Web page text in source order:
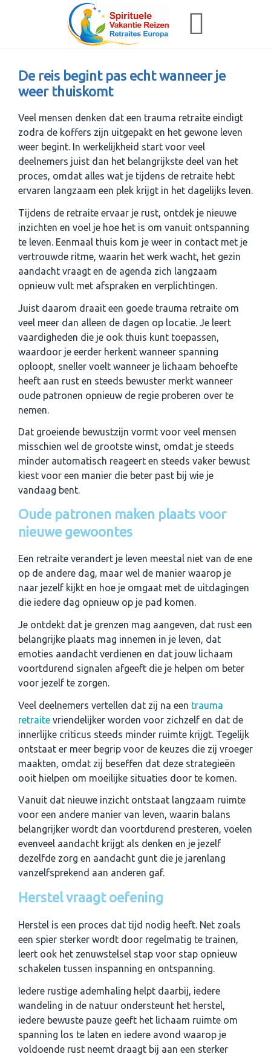
De reis begint pas echt wanneer je
weer thuiskomt
Veel mensen denken dat een trauma retraite eindigt
zodra de koffers zijn uitgepakt en het gewone leven
weer begint. In werkelijkheid start voor veel
deelnemers juist dan het belangrijkste deel van het
proces, omdat alles wat je tijdens de retraite hebt
ervaren langzaam een plek krijgt in het dagelijks leven.
Tijdens de retraite ervaar je rust, ontdek je nieuwe
inzichten en voel je hoe het is om vanuit ontspanning
te leven. Eenmaal thuis kom je weer in contact met je
vertrouwde ritme, waarin het werk wacht, het gezin
aandacht vraagt en de agenda zich langzaam
opnieuw vult met afspraken en verplichtingen.
Juist daarom draait een goede trauma retraite om
veel meer dan alleen de dagen op locatie. Je leert
vaardigheden die je ook thuis kunt toepassen,
waardoor je eerder herkent wanneer spanning
oploopt, sneller voelt wanneer je lichaam behoefte
heeft aan rust en steeds bewuster merkt wanneer
oude patronen opnieuw de regie proberen over te
nemen.
Dat groeiende bewustzijn vormt voor veel mensen
misschien wel de grootste winst, omdat je steeds
minder automatisch reageert en steeds vaker bewust
kiest voor een manier die beter past bij wie je
vandaag bent.
Oude patronen maken plaats voor
nieuwe gewoontes
Een retraite verandert je leven meestal niet van de ene
op de andere dag, maar wel de manier waarop je
naar jezelf kijkt en hoe je omgaat met de uitdagingen
die iedere dag opnieuw op je pad komen.
Je ontdekt dat je grenzen mag aangeven, dat rust een
belangrijke plaats mag innemen in je leven, dat
emoties aandacht verdienen en dat jouw lichaam
voortdurend signalen afgeeft die je helpen om beter
voor jezelf te zorgen.
Veel deelnemers vertellen dat zij na een trauma
retraite vriendelijker worden voor zichzelf en dat de
innerlijke criticus steeds minder ruimte krijgt. Tegelijk
ontstaat er meer begrip voor de keuzes die zij vroeger
maakten, omdat zij beseffen dat deze strategieën
ooit hielpen om moeilijke situaties door te komen.
Vanuit dat nieuwe inzicht ontstaat langzaam ruimte
voor een andere manier van leven, waarin balans
belangrijker wordt dan voortdurend presteren, voelen
evenveel aandacht krijgt als denken en je jezelf
dezelfde zorg en aandacht gunt die je jarenlang
vanzelfsprekend aan anderen gaf.
Herstel vraagt oefening
Herstel is een proces dat tijd nodig heeft. Net zoals
een spier sterker wordt door regelmatig te trainen,
leert ook het zenuwstelsel stap voor stap opnieuw
schakelen tussen inspanning en ontspanning.
Iedere rustige ademhaling helpt daarbij, iedere
wandeling in de natuur ondersteunt het herstel,
iedere bewuste pauze geeft het lichaam ruimte om
spanning los te laten en iedere avond waarop je
voldoende rust neemt draagt bij aan een sterker